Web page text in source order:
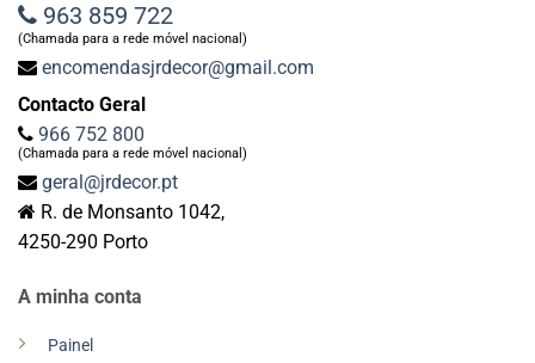
A minha conta
Painel
963 859 722
(Chamada para a rede móvel nacional)
encomendasjrdecor@gmail.com
Contacto Geral
966 752 800
(Chamada para a rede móvel nacional)
geral@jrdecor.pt
R. de Monsanto 1042,
4250-290 Porto